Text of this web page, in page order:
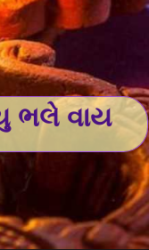
ભલે વાય